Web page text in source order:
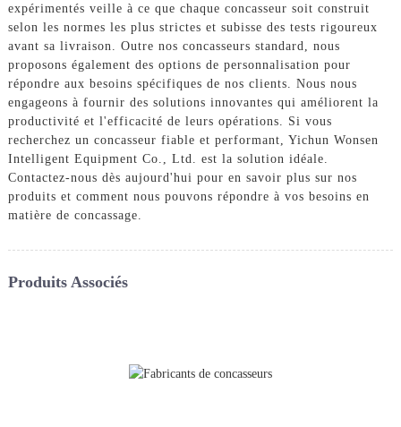
expérimentés veille à ce que chaque concasseur soit construit
selon les normes les plus strictes et subisse des tests rigoureux
avant sa livraison. Outre nos concasseurs standard, nous
proposons également des options de personnalisation pour
répondre aux besoins spécifiques de nos clients. Nous nous
engageons à fournir des solutions innovantes qui améliorent la
productivité et l'efficacité de leurs opérations. Si vous
recherchez un concasseur fiable et performant, Yichun Wonsen
Intelligent Equipment Co., Ltd. est la solution idéale.
Contactez-nous dès aujourd'hui pour en savoir plus sur nos
produits et comment nous pouvons répondre à vos besoins en
matière de concassage.
Produits Associés